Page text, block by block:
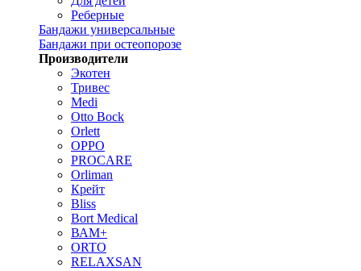
Реберные
Бандажи универсальные
Бандажи при остеопорозе
Производители
Экотен
Тривес
Medi
Otto Bock
Orlett
OPPO
PROCARE
Orliman
Крейт
Bliss
Bort Medical
ВАМ+
ORTO
RELAXSAN